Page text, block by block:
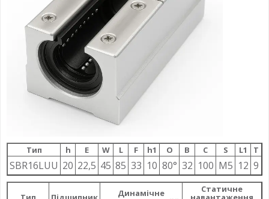
Тип h E W L F h1 О B C S L1 T
SBR16LUU 20 22,5 45 85 33 10 80° 32 100 M5 12 9
Динамічне Статичне